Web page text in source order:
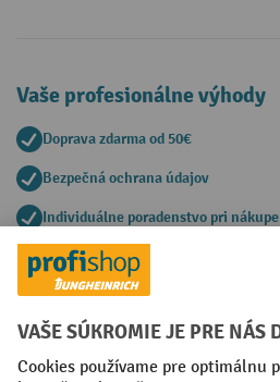
Vaše profesionálne výhody
Doprava zdarma od 50€
Bezpečná ochrana údajov
Individuálne poradenstvo pri nákupe
Spôsoby platby